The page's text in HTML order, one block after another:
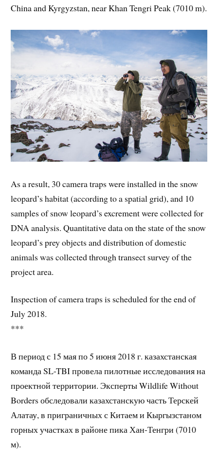
China and Kyrgyzstan, near Khan Tengri Peak (7010 m).
As a result, 30 camera traps were installed in the snow
leopard’s habitat (according to a spatial grid), and 10
samples of snow leopard’s excrement were collected for
DNA analysis. Quantitative data on the state of the snow
leopard’s prey objects and distribution of domestic
animals was collected through transect survey of the
project area.
Inspection of camera traps is scheduled for the end of
July 2018.
***
В период с 15 мая по 5 июня 2018 г. казахстанская
команда SL-TBI провела пилотные исследования на
проектной территории. Эксперты Wildlife Without
Borders обследовали казахстанскую часть Терскей
Алатау, в приграничных с Китаем и Кыргызстаном
горных участках в районе пика Хан-Тенгри (7010
м).